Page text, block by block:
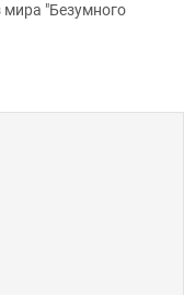
мира "Безумного